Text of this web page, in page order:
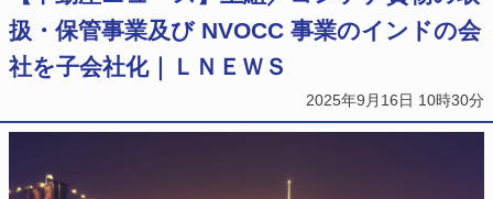
扱・保管事業及び NVOCC 事業のインドの会
社を子会社化｜ＬＮＥＷＳ
2025年9月16日 10時30分